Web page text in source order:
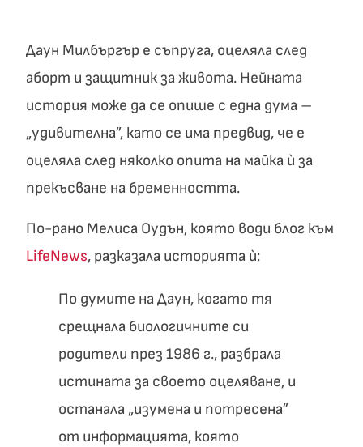
Даун Милбъргър е съпруга, оцеляла след
аборт и защитник за живота. Нейната
история може да се опише с една дума –
„удивителна”, като се има предвид, че е
оцеляла след няколко опита на майка ѝ за
прекъсване на бременността.
По-рано Мелиса Оудън, която води блог към
LifeNews, разказала историята ѝ:
По думите на Даун, когато тя
срещнала биологичните си
родители през 1986 г., разбрала
истината за своето оцеляване, и
останала „изумена и потресена”
от информацията, която